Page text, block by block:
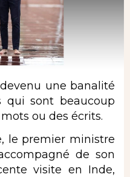
une banalité
qui sont beaucoup
ou des écrits.
le premier ministre
de son
visite en Inde,